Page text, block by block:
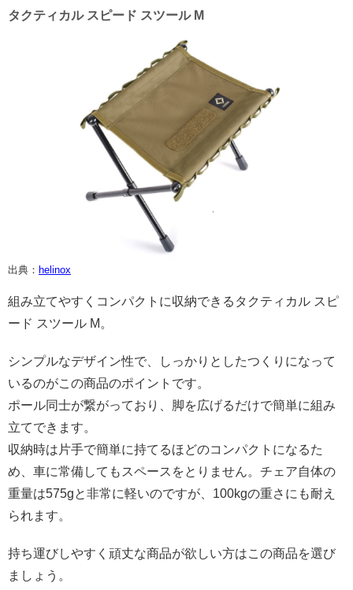
タクティカル スピード スツール M
出典： helinox
組み立てやすくコンパクトに収納できるタクティカル スピ
ード スツール M。
シンプルなデザイン性で、しっかりとしたつくりになって
いるのがこの商品のポイントです。
ポール同士が繋がっており、脚を広げるだけで簡単に組み
立てできます。
収納時は片手で簡単に持てるほどのコンパクトになるた
め、車に常備してもスペースをとりません。チェア自体の
重量は575gと非常に軽いのですが、100kgの重さにも耐え
られます。
持ち運びしやすく頑丈な商品が欲しい方はこの商品を選び
ましょう。